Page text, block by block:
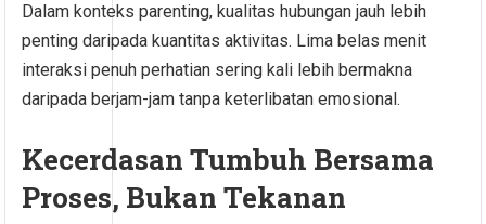
Dalam konteks parenting, kualitas hubungan jauh lebih
penting daripada kuantitas aktivitas. Lima belas menit
interaksi penuh perhatian sering kali lebih bermakna
daripada berjam-jam tanpa keterlibatan emosional.
Kecerdasan Tumbuh Bersama
Proses, Bukan Tekanan